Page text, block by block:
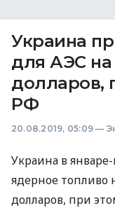
Украина
для АЭС
долларов,
РФ
20.08.2019, 05:09 —
Украина в
ядерное
долларов, при